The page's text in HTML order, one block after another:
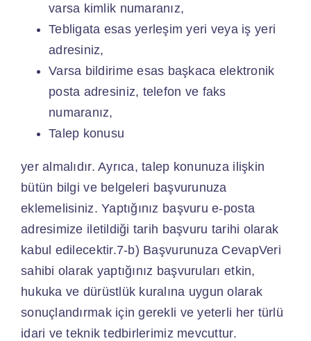
varsa kimlik numaranız,
Tebligata esas yerleşim yeri veya iş yeri
adresiniz,
Varsa bildirime esas başkaca elektronik
posta adresiniz, telefon ve faks
numaranız,
Talep konusu
yer almalıdır. Ayrıca, talep konunuza ilişkin
bütün bilgi ve belgeleri başvurunuza
eklemelisiniz. Yaptığınız başvuru e-posta
adresimize iletildiği tarih başvuru tarihi olarak
kabul edilecektir.7-b) Başvurunuza CevapVeri
sahibi olarak yaptığınız başvuruları etkin,
hukuka ve dürüstlük kuralına uygun olarak
sonuçlandırmak için gerekli ve yeterli her türlü
idari ve teknik tedbirlerimiz mevcuttur.